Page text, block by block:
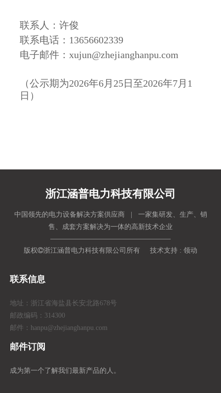
联系人：许俊
联系电话：13656602339
电子邮件：xujun@zhejianghanpu.com
（公示期为2026年6月25日至2026年7月1
日）
浙江涵普电力科技有限公司
中国领先的电力设备解决方案供应商 | 一家集研发、生产、销
售、成套方案解决为一体的高新技术企业
版权浙江涵普电力科技有限公司所有 技术支持 : 领动
联系信息
地址：浙江省海盐县长安北路678号
邮政编码：314300
邮件：hanpu@zhejianghanpu.com
邮件订阅
成为第一个了解我们最新产品的人。